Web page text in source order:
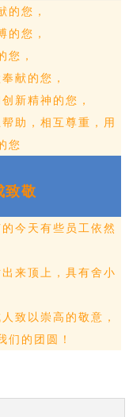
的您，
的您，
您，
献的您，
新精神的您，
助，相互尊重，用
您
致敬
今天有些员工依然
来顶上，具有舍小
人致以崇高的敬意，
们的团圆！